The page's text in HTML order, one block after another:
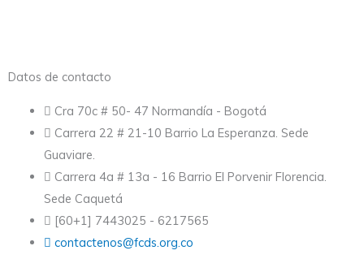
Datos de contacto
Cra 70c # 50- 47 Normandía - Bogotá
Carrera 22 # 21-10 Barrio La Esperanza. Sede
Guaviare.
Carrera 4a # 13a - 16 Barrio El Porvenir Florencia.
Sede Caquetá
[60+1] 7443025 - 6217565
contactenos@fcds.org.co